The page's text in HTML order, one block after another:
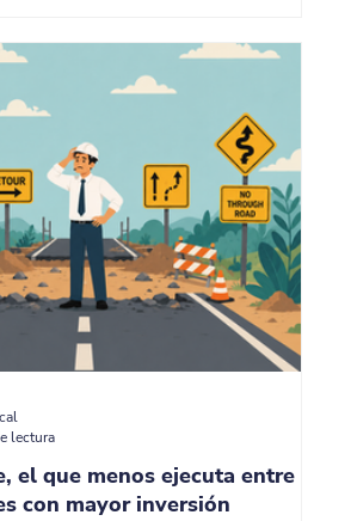
el que menos ejecuta entre
con mayor inversión
lectura